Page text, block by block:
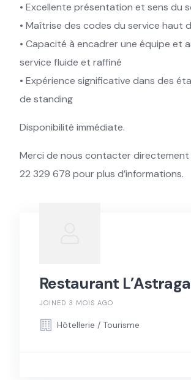
• Excellente présentation et sens du
• Maîtrise des codes du service haut
• Capacité à encadrer une équipe et
service fluide et raffiné
• Expérience significative dans des
de standing
Disponibilité immédiate.
Merci de nous contacter directement
22 329 678 pour plus d’informations.
Restaurant
JOINED 3 MOIS AGO
Hôtellerie / Tourisme